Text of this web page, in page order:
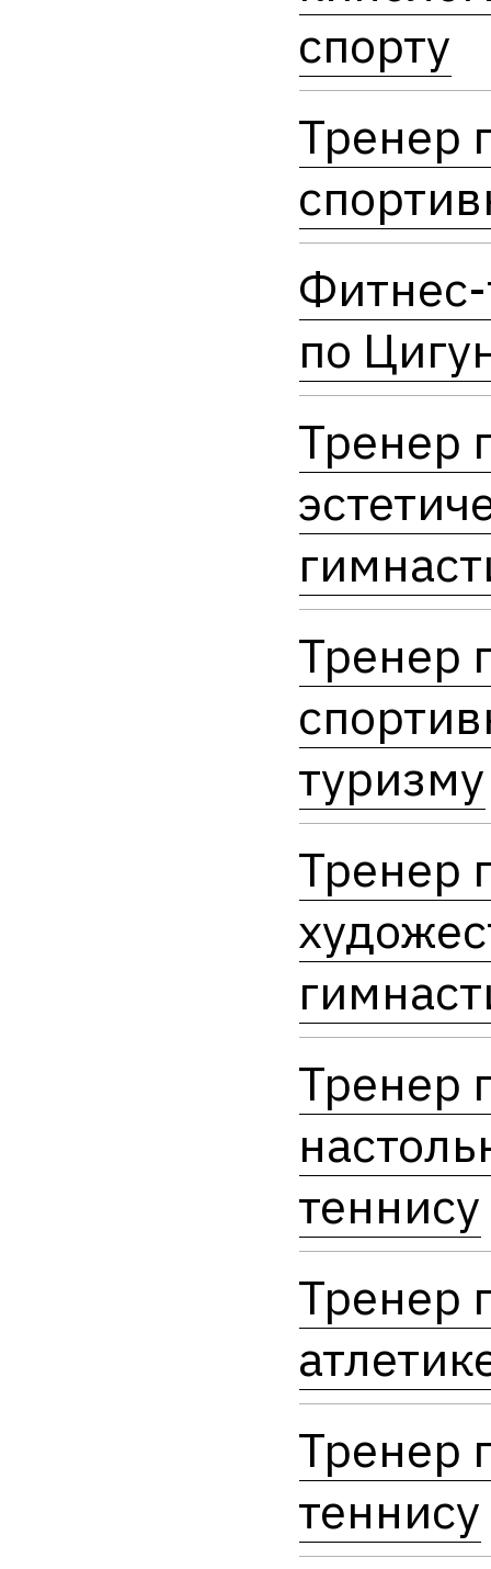
спорту
Тренер
по
Тренер
Тренер
туризму
Тренер
Тренер
теннису
Тренер
Тренер
теннису